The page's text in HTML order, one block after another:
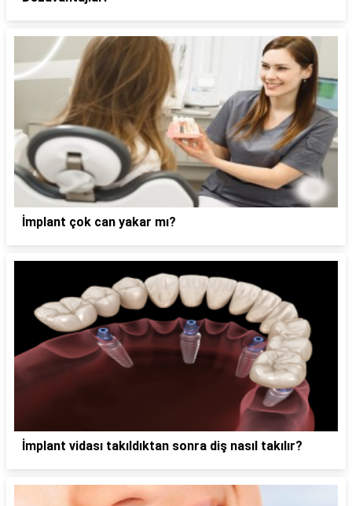
İmplant çok can yakar mı?
İmplant vidası takıldıktan sonra diş nasıl takılır?